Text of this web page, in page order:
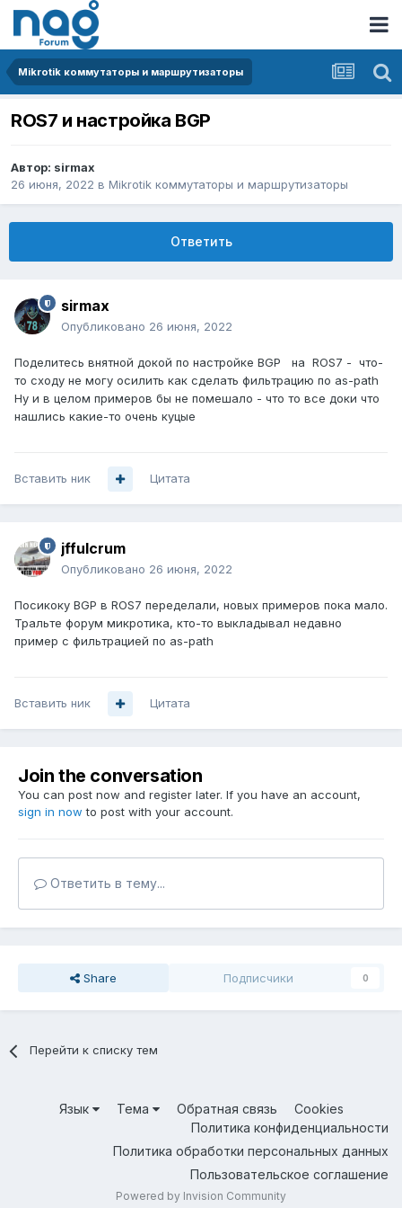
Mikrotik коммутаторы и маршрутизаторы
ROS7 и настройка BGP
Автор: sirmax
26 июня, 2022 в Mikrotik коммутаторы и маршрутизаторы
Ответить
sirmax
Опубликовано 26 июня, 2022
Поделитесь внятной докой по настройке BGP на ROS7 - что-
то сходу не могу осилить как сделать фильтрацию по as-path
Ну и в целом примеров бы не помешало - что то все доки что
нашлись какие-то очень куцые
Вставить ник Цитата
jffulcrum
Опубликовано 26 июня, 2022
Посикоку BGP в ROS7 переделали, новых примеров пока мало.
Тральте форум микротика, кто-то выкладывал недавно
пример с фильтрацией по as-path
Вставить ник Цитата
Join the conversation
You can post now and register later. If you have an account,
sign in now to post with your account.
Ответить в тему...
Share Подписчики 0
Перейти к списку тем
Язык Тема Обратная связь
Cookies
Политика конфиденциальности
Политика обработки персональных данных
Пользовательское соглашение
Powered by Invision Community